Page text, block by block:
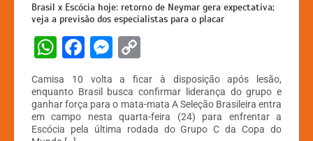
Brasil x Escócia hoje: retorno de Neymar gera expectativa;
veja a previsão dos especialistas para o placar
W
at
s
F
c
e
M
s
s
p
y
Camisa 10 volta a ficar à disposição após lesão,
enquanto Brasil busca confirmar liderança do grupo e
ganhar força para o mata-mata A Seleção Brasileira entra
em campo nesta quarta-feira (24) para enfrentar a
Escócia pela última rodada do Grupo C da Copa do